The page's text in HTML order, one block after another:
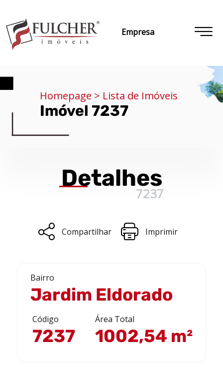
Empresa
Homepage > Lista de Imóveis
Imóvel 7237
Detalhes
7237
Compartilhar Imprimir
Bairro
Jardim Eldorado
Código
7237
Área Total
1002,54 m²